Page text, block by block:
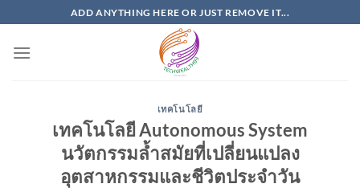
to
content
ADD ANYTHING HERE OR JUST REMOVE IT...
เทคโนโลยี
เทคโนโลยี Autonomous System
นวัตกรรมล้ำสมัยที่เปลี่ยนแปลง
อุตสาหกรรมและชีวิตประจำวัน